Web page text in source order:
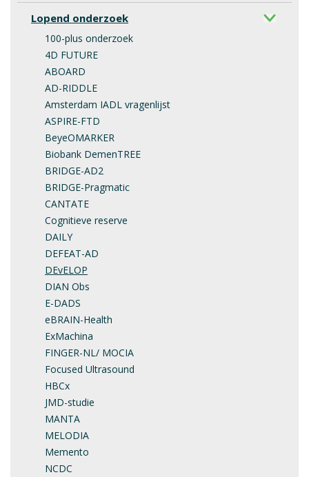
Lopend onderzoek
100-plus onderzoek
4D FUTURE
ABOARD
AD-RIDDLE
Amsterdam IADL vragenlijst
ASPIRE-FTD
BeyeOMARKER
Biobank DemenTREE
BRIDGE-AD2
BRIDGE-Pragmatic
CANTATE
Cognitieve reserve
DAILY
DEFEAT-AD
DEvELOP
DIAN Obs
E-DADS
eBRAIN-Health
ExMachina
FINGER-NL/ MOCIA
Focused Ultrasound
HBCx
JMD-studie
MANTA
MELODIA
Memento
NCDC